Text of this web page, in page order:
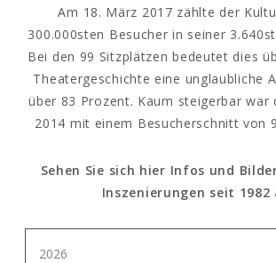
Am 18. März 2017 zählte der
300.000sten Besucher in seiner
Bei den 99 Sitzplätzen bedeutet dies
Theatergeschichte eine unglaubliche
über 83 Prozent. Kaum steigerbar war
2014 mit einem Besucherschnitt von
Sehen Sie sich hier Infos und
Inszenierungen seit 1982
2026